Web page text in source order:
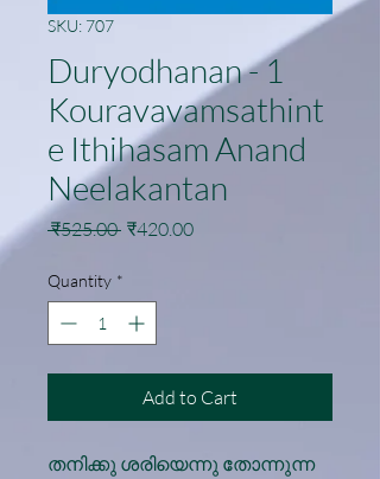
SKU: 707
Duryodhanan - 1
Kouravavamsathint
e Ithihasam Anand
Neelakantan
₹525.00 Regular
₹420.00Sale
Quantity *
Add to Cart
തനിക്കു ശരിയെന്നു തോന്നുന്ന